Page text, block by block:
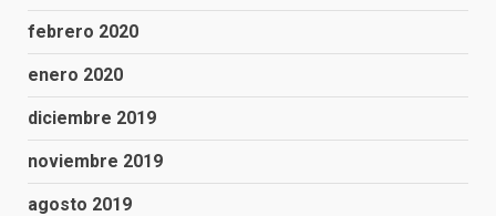
febrero 2020
enero 2020
diciembre 2019
noviembre 2019
agosto 2019